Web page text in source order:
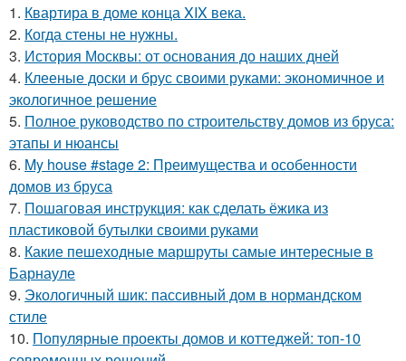
1. Квартира в доме конца XIX века.
2. Когда стены не нужны.
3. История Москвы: от основания до наших дней
4. Клееные доски и брус своими руками: экономичное и
экологичное решение
5. Полное руководство по строительству домов из бруса:
этапы и нюансы
6. My house #stage 2: Преимущества и особенности
домов из бруса
7. Пошаговая инструкция: как сделать ёжика из
пластиковой бутылки своими руками
8. Какие пешеходные маршруты самые интересные в
Барнауле
9. Экологичный шик: пассивный дом в нормандском
стиле
10. Популярные проекты домов и коттеджей: топ-10